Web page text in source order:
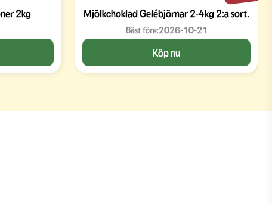
2kg Mjölkchoklad Gelébjörnar 2-4kg 2:a sort.
Bäst före:2026-10-21
Köp nu